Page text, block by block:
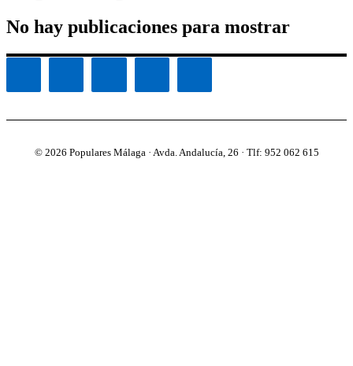
No hay publicaciones para mostrar
© 2026 Populares Málaga · Avda. Andalucía, 26 · Tlf: 952 062 615